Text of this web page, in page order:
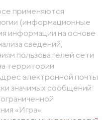
применяются
(информационные
информации на основе
сведений,
пользователей сети
территории
электронной почты
значимых сообщений:
«Игра».